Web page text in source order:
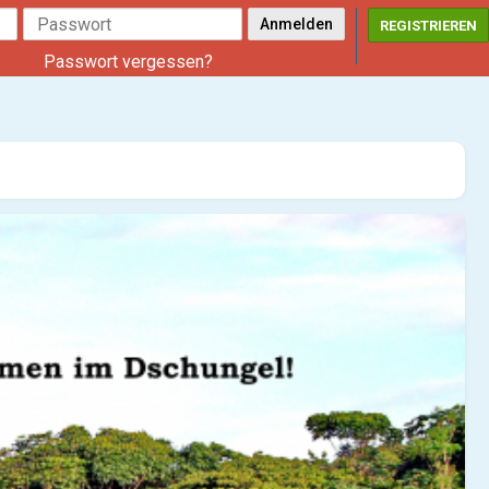
Passwort vergessen?
REGISTRIEREN